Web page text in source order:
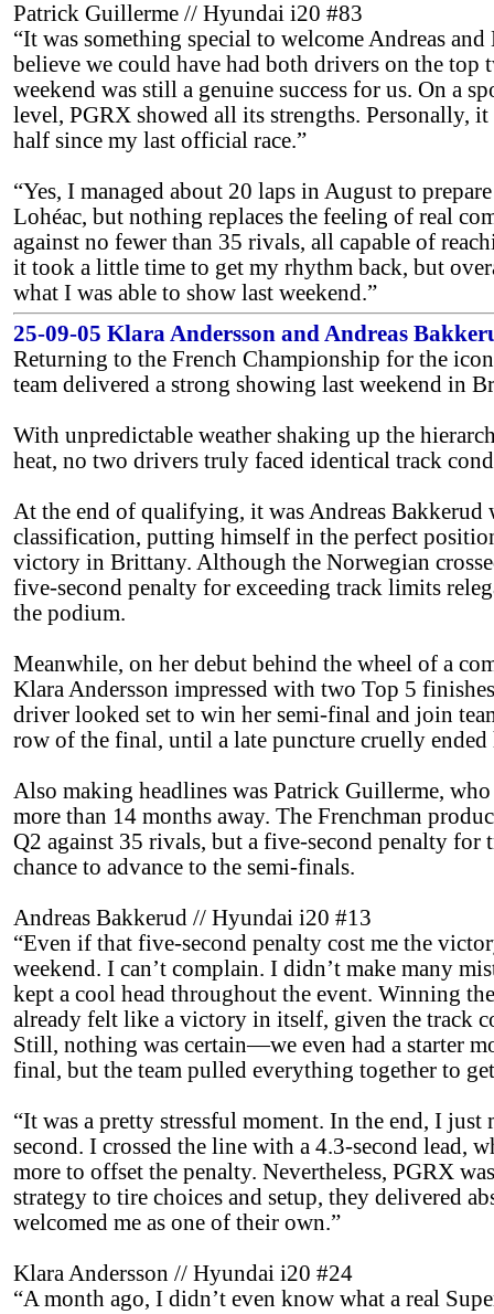
Patrick Guillerme // Hyundai i20 #83
“It was something special to welcome Andreas
believe we could have had both drivers on the top
weekend was still a genuine success for us. On a
level, PGRX showed all its strengths. Personally, it
half since my last official race.”
“Yes, I managed about 20 laps in August to
Lohéac, but nothing replaces the feeling of real
against no fewer than 35 rivals, all capable of
it took a little time to get my rhythm back, but
what I was able to show last weekend.”
25-09-05 Klara Andersson and Andreas
Returning to the French Championship for the
team delivered a strong showing last weekend in
With unpredictable weather shaking up the
heat, no two drivers truly faced identical track
At the end of qualifying, it was Andreas Bakkerud
classification, putting himself in the perfect
victory in Brittany. Although the Norwegian
five-second penalty for exceeding track limits
the podium.
Meanwhile, on her debut behind the wheel of a
Klara Andersson impressed with two Top 5
driver looked set to win her semi-final and join
row of the final, until a late puncture cruelly ended
Also making headlines was Patrick Guillerme,
more than 14 months away. The Frenchman
Q2 against 35 rivals, but a five-second penalty
chance to advance to the semi-finals.
Andreas Bakkerud // Hyundai i20 #13
“Even if that five-second penalty cost me the
weekend. I can’t complain. I didn’t make many
kept a cool head throughout the event. Winning
already felt like a victory in itself, given the track
Still, nothing was certain—we even had a starter
final, but the team pulled everything together to
“It was a pretty stressful moment. In the end, I just
second. I crossed the line with a 4.3-second lead,
more to offset the penalty. Nevertheless, PGRX
strategy to tire choices and setup, they delivered
welcomed me as one of their own.”
Klara Andersson // Hyundai i20 #24
“A month ago, I didn’t even know what a real